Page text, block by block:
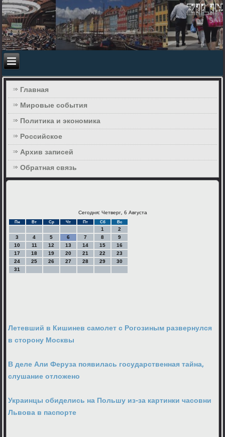
Главная
Мировые события
Политика и экономика
Российское
Архив записей
Обратная связь
Сегодня: Четверг, 6 Августа
Пн Вт Ср Чт Пт Сб Вс
1
2
3
4 5 6 7 8
9
10
11 12 13 14 15
16
17
18 19 20 21 22
23
24
25 26 27 28 29
30
31
Летевший в Кишинев самолет с Рогозиным развернулся
в сторону Москвы
В деле Али Феруза появилась государственная тайна,
слушание отложено
Украинцы обиделись на Польшу из-за картинки часовни
Львова в паспорте